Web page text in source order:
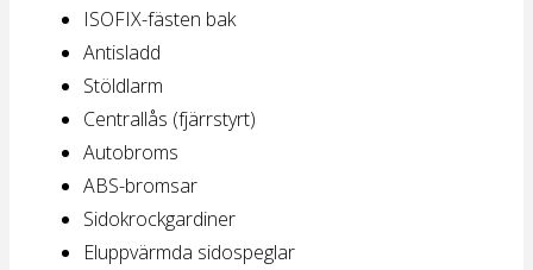
ISOFIX-fästen bak
Antisladd
Stöldlarm
Centrallås (fjärrstyrt)
Autobroms
ABS-bromsar
Sidokrockgardiner
Eluppvärmda sidospeglar